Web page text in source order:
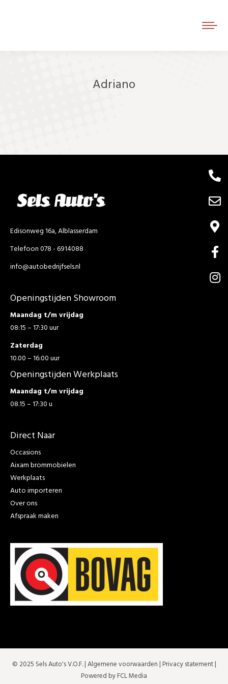
Adriano
Edisonweg 16a, Alblasserdam
Telefoon 078 - 6914088
info@autobedrijfsels.nl
Openingstijden Showroom
Maandag t/m vrijdag
08:15 – 17:30 uur
Zaterdag
10.00 – 16:00 uur
Openingstijden Werkplaats
Maandag t/m vrijdag
08.15 – 17:30 u
Direct Naar
Occasions
Aixam brommobielen
Werkplaats
Auto importeren
Over ons
Afspraak maken
© 2025 Sels Auto's V.O.F. |Algemene voorwaarden | Privacy statement|
Powered by FCL Media